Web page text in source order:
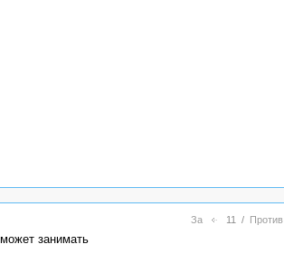
За 11 / Против
занимать